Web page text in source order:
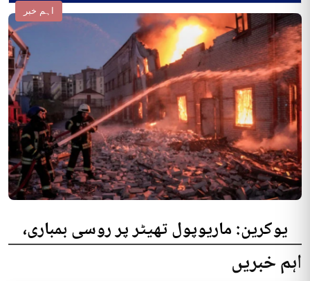
اہم خبر
یوکرین: ماریوپول تھیٹر پر روسی بمباری،
300 افراد کی ہلاکت کا خدشہ
اہم خبریں